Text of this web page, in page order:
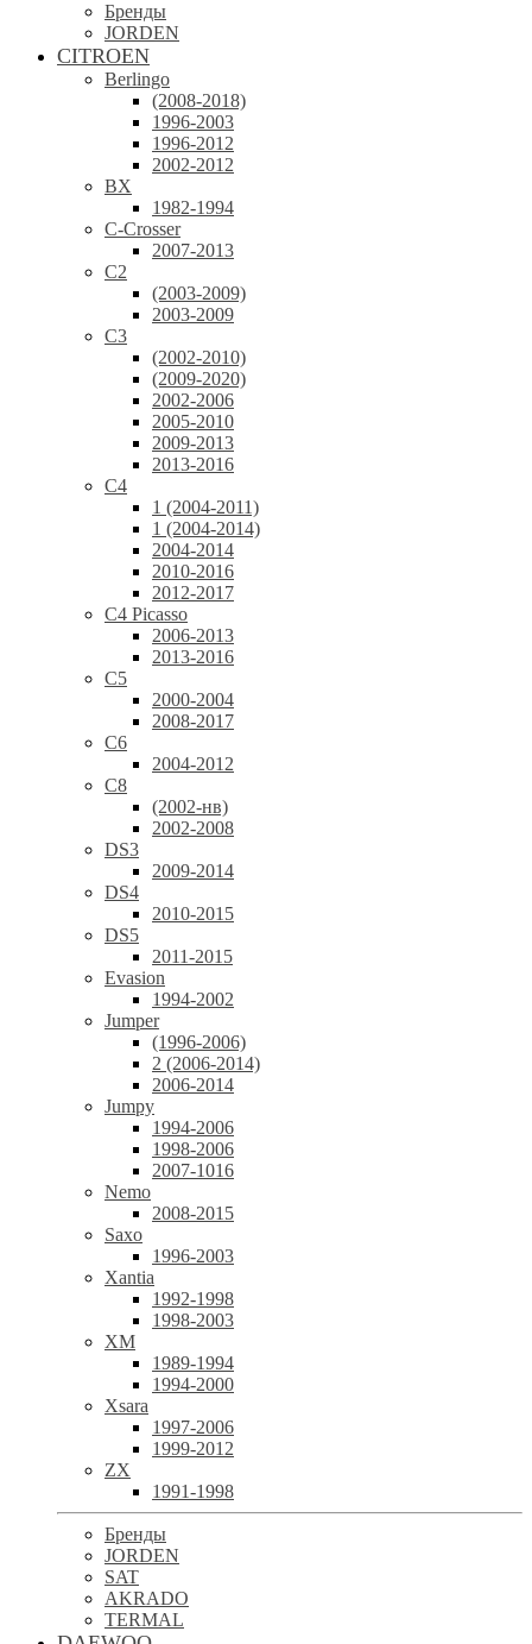
Бренды
JORDEN
CITROEN
Berlingo
(2008-2018)
1996-2003
1996-2012
2002-2012
BX
1982-1994
C-Crosser
2007-2013
C2
(2003-2009)
2003-2009
C3
(2002-2010)
(2009-2020)
2002-2006
2005-2010
2009-2013
2013-2016
C4
1 (2004-2011)
1 (2004-2014)
2004-2014
2010-2016
2012-2017
C4 Picasso
2006-2013
2013-2016
C5
2000-2004
2008-2017
C6
2004-2012
C8
(2002-нв)
2002-2008
DS3
2009-2014
DS4
2010-2015
DS5
2011-2015
Evasion
1994-2002
Jumper
(1996-2006)
2 (2006-2014)
2006-2014
Jumpy
1994-2006
1998-2006
2007-1016
Nemo
2008-2015
Saxo
1996-2003
Xantia
1992-1998
1998-2003
XM
1989-1994
1994-2000
Xsara
1997-2006
1999-2012
ZX
1991-1998
Бренды
JORDEN
SAT
AKRADO
TERMAL